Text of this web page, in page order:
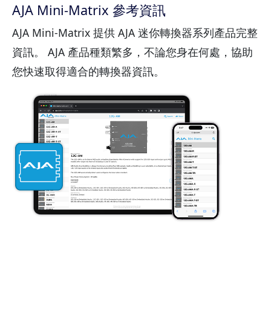
AJA Mini-Matrix 參考資訊
AJA Mini-Matrix 提供 AJA 迷你轉換器系列產品完整
資訊。 AJA 產品種類繁多，不論您身在何處，協助
您快速取得適合的轉換器資訊。